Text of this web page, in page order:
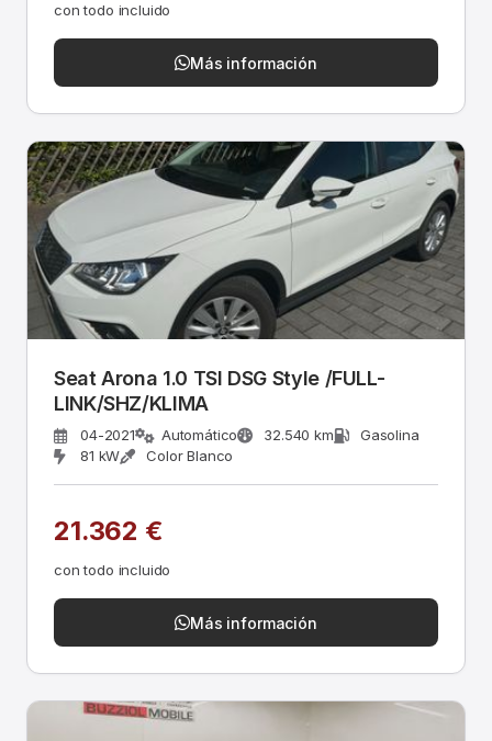
con todo incluido
Más información
Seat Arona 1.0 TSI DSG Style /FULL-
LINK/SHZ/KLIMA
04-2021 Automático 32.540 km
Gasolina
81 kW
Color Blanco
21.362 €
con todo incluido
Más información